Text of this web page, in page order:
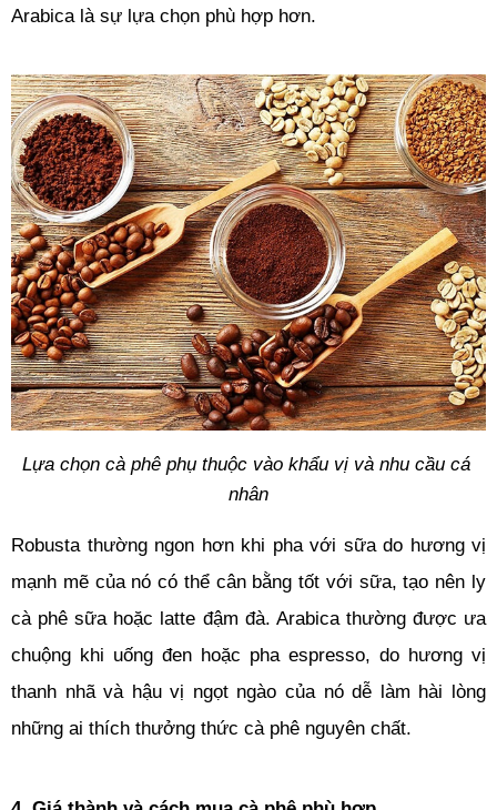
Arabica là sự lựa chọn phù hợp hơn.
Lựa chọn cà phê phụ thuộc vào khẩu vị và nhu cầu cá
nhân
Robusta thường ngon hơn khi pha với sữa do hương vị
mạnh mẽ của nó có thể cân bằng tốt với sữa, tạo nên ly
cà phê sữa hoặc latte đậm đà. Arabica thường được ưa
chuộng khi uống đen hoặc pha espresso, do hương vị
thanh nhã và hậu vị ngọt ngào của nó dễ làm hài lòng
những ai thích thưởng thức cà phê nguyên chất.